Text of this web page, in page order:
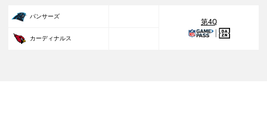
パンサーズ
第4Q
カーディナルス